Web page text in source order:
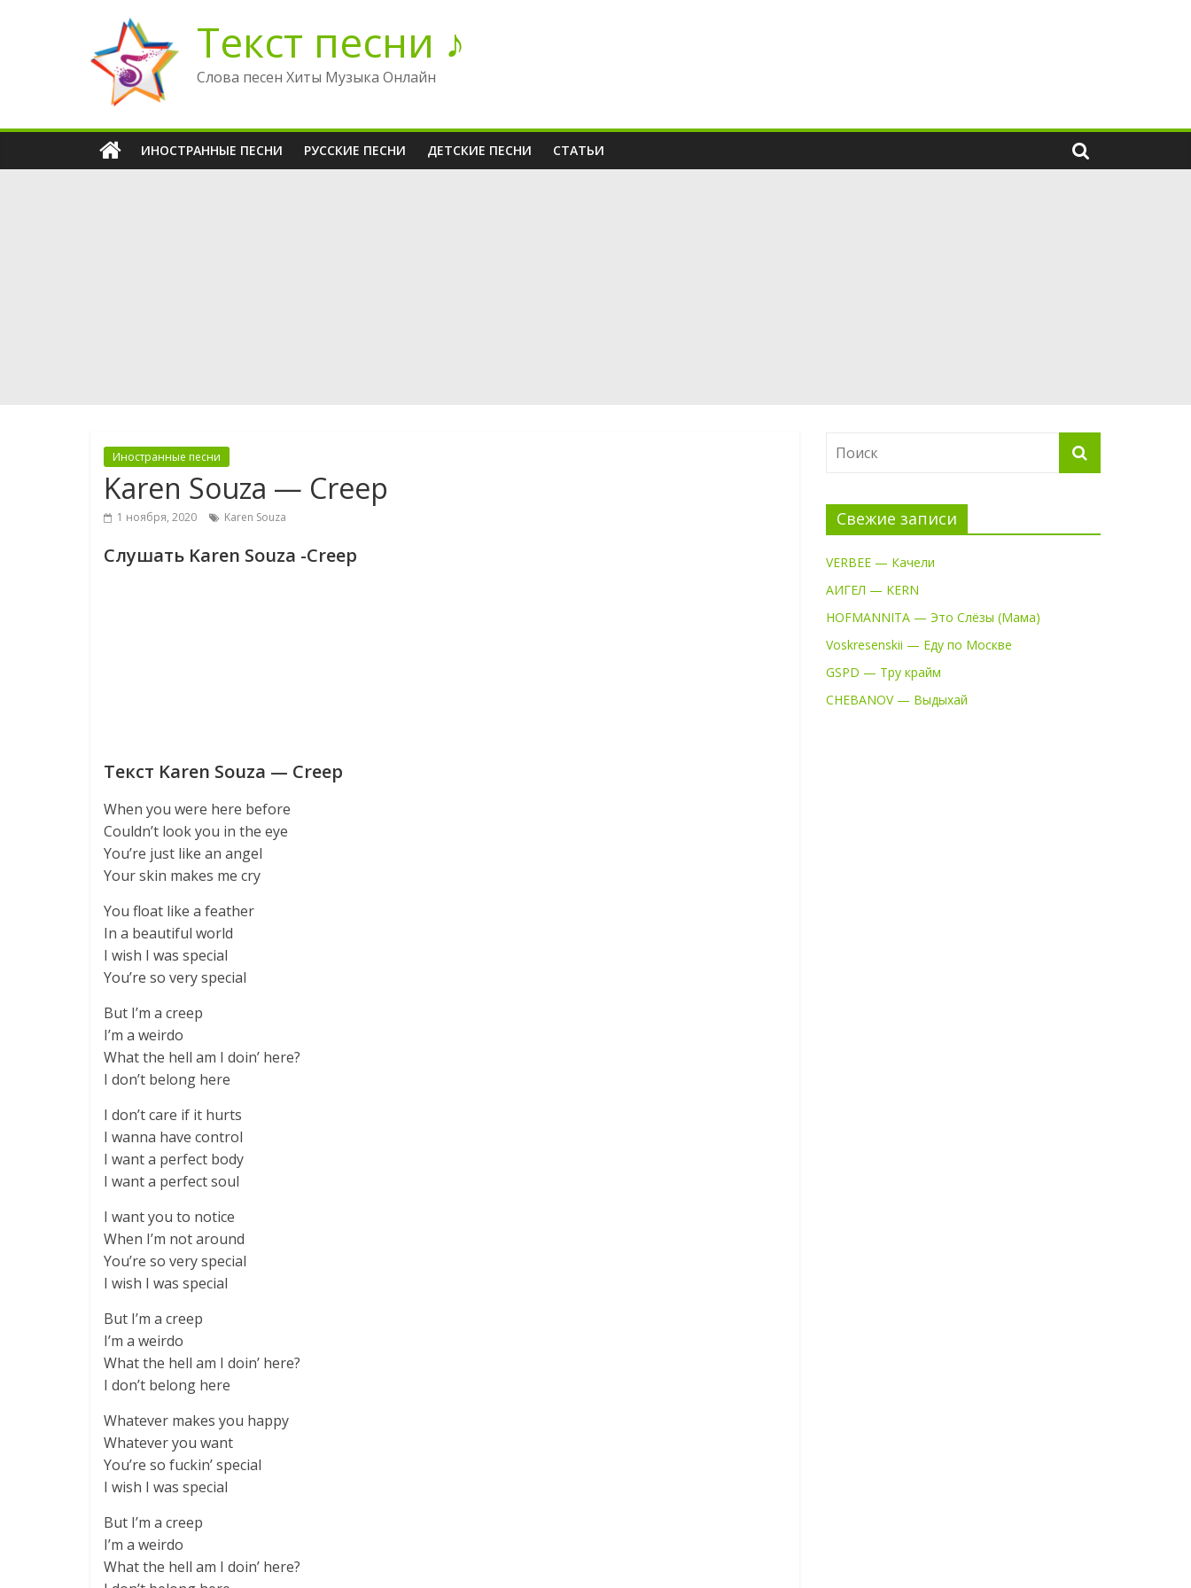
содержимому
Текст песни ♪
Слова песен Хиты Музыка Онлайн
ИНОСТРАННЫЕ ПЕСНИ РУССКИЕ ПЕСНИ ДЕТСКИЕ ПЕСНИ СТАТЬИ
Иностранные песни
Karen Souza — Creep
1 ноября, 2020 Karen Souza
Слушать Karen Souza -Creep
Текст Karen Souza — Creep
When you were here before
Couldn’t look you in the eye
You’re just like an angel
Your skin makes me cry
You float like a feather
In a beautiful world
I wish I was special
You’re so very special
But I’m a creep
I’m a weirdo
What the hell am I doin’ here?
I don’t belong here
I don’t care if it hurts
I wanna have control
I want a perfect body
I want a perfect soul
I want you to notice
When I’m not around
You’re so very special
I wish I was special
But I’m a creep
I’m a weirdo
What the hell am I doin’ here?
I don’t belong here
Whatever makes you happy
Whatever you want
You’re so fuckin’ special
I wish I was special
But I’m a creep
I’m a weirdo
What the hell am I doin’ here?
Свежие записи
VERBEE — Качели
АИГЕЛ — KERN
HOFMANNITA — Это Слёзы (Мама)
Voskresenskii — Еду по Москве
GSPD — Тру крайм
CHEBANOV — Выдыхай